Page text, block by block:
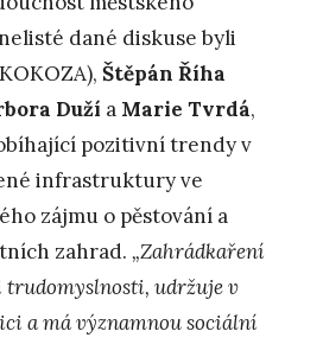
dané diskuse byli
Štěpán Říha
Duží a Marie Tvrdá,
pozitivní trendy v
infrastruktury ve
zájmu o pěstování a
zahrad. „Zahrádkaření
udržuje v
a má významnou sociální